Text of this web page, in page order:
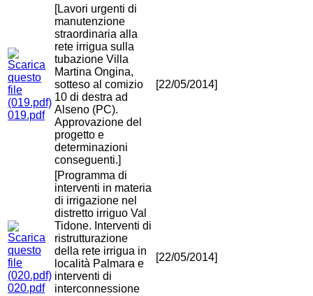
019.pdf
[Lavori urgenti di
manutenzione
straordinaria alla
rete irrigua sulla
tubazione Villa
Martina Ongina,
sotteso al comizio
10 di destra ad
Alseno (PC).
Approvazione del
progetto e
determinazioni
conseguenti.]
[22/05/2014]
020.pdf
[Programma di
interventi in materia
di irrigazione nel
distretto irriguo Val
Tidone. Interventi di
ristrutturazione
della rete irrigua in
località Palmara e
interventi di
interconnessione
[22/05/2014]